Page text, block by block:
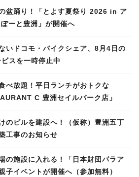
盆踊り！「とよす夏祭り 2026 in ア
ーと豊洲」が開催へ
いドコモ・バイクシェア、8月4日の
スを一時停止中
べ放題！平日ランチがおトクな
C 豊洲セイルパーク店」
のビルを建設へ！（仮称）豊洲五丁
工事のお知らせ
の施設に入れる！「日本財団パラア
子イベントが開催へ（参加無料）